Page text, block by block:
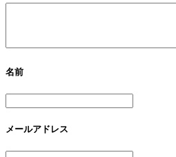
名前
メールアドレス